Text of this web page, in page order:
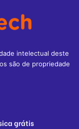
intelectual deste
são de propriedade
grátis